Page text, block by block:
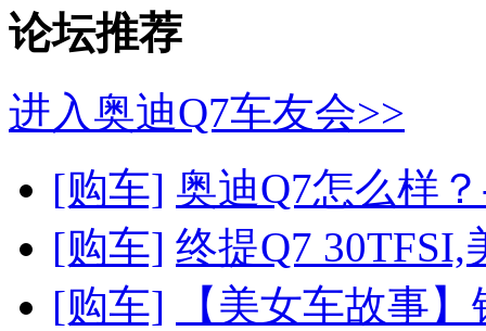
论坛推荐
进入奥迪Q7车友会>>
[购车] 奥迪Q7怎么样
[购车] 终提Q7 30TFSI,
[购车]
【美女车故事